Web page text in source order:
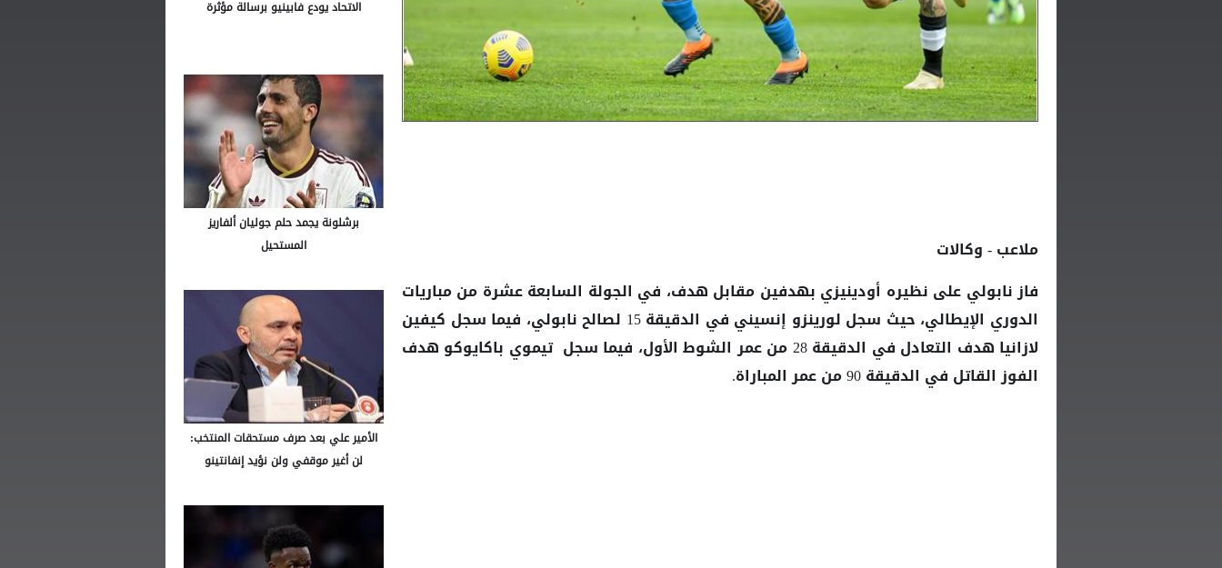
ملاعب - وكالات
فازنابولي على نظيره أودينيزي بهدفين مقابل هدف، في الجولة السابعة عشرة من مباريات
الدوري
الإيطالي، حيث سجل لورينزو إنسيني في الدقيقة 15 لصالح نابولي، فيما سجل كيفين
لازانيا هدف التعادل في الدقيقة 28 من عمر الشوط الأول، فيما سجل تيموي باكايوكو هدف
الفوز القاتل في الدقيقة 90 من عمر المباراة.
الاتحاد يودع فابينيو برسالة مؤثرة
برشلونة يجمد حلم جوليان ألفاريز
المستحيل
الأمير علي بعد صرف مستحقات المنتخب:
لن أغير موقفي ولن نؤيد إنفانتينو